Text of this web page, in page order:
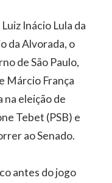
Inácio Lula da
da Alvorada, o
de São Paulo,
Márcio França
na eleição de
Tebet (PSB) e
ao Senado.
antes do jogo